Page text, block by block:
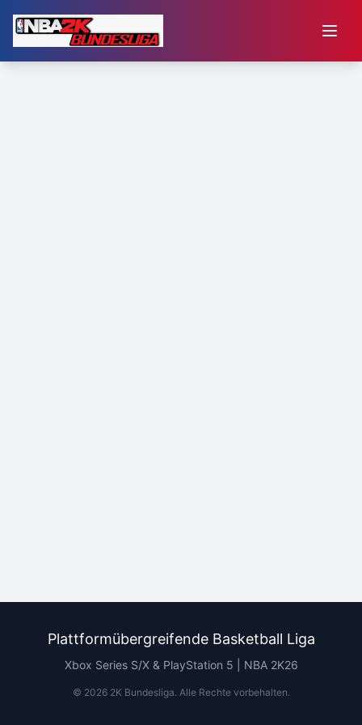
Plattformübergreifende Basketball Liga
Xbox Series S/X & PlayStation 5 | NBA 2K26
© 20262K Bundesliga. Alle Rechte vorbehalten.